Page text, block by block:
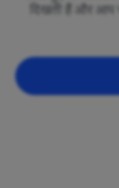
दिखती हैं और आप